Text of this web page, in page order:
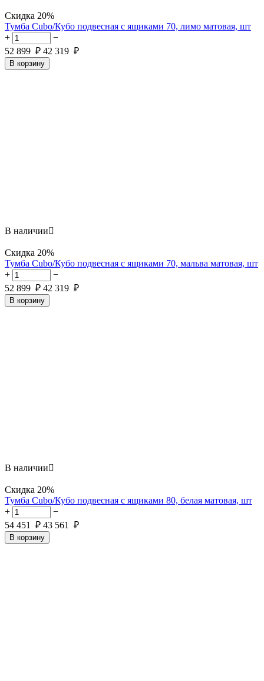
Скидка 20%
Тумба Cubo/Кубо подвесная с ящиками 70, лимо матовая, шт
+
−
52 899 ₽ 42 319 ₽
В корзину
В наличии
Скидка 20%
Тумба Cubo/Кубо подвесная с ящиками 70, мальва матовая, шт
+
−
52 899 ₽ 42 319 ₽
В корзину
В наличии
Скидка 20%
Тумба Cubo/Кубо подвесная с ящиками 80, белая матовая, шт
+
−
54 451
₽ 43 561 ₽
В корзину